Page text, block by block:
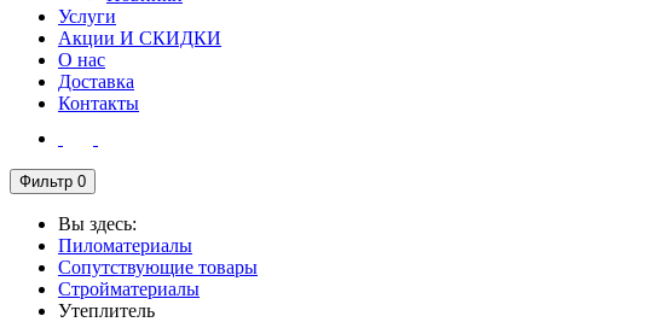
Услуги
Акции И СКИДКИ
О нас
Доставка
Контакты
Фильтр 0
Вы здесь:
Пиломатериалы
Сопутствующие товары
Стройматериалы
Утеплитель